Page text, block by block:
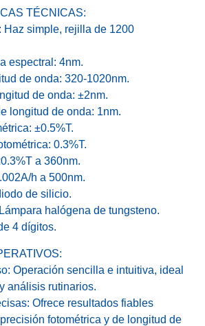
TÉCNICAS:
Haz simple, rejilla de 1200
espectral: 4nm.
de onda: 320-1020nm.
de onda: ±2nm.
longitud de onda: 1nm.
±0.5%T.
0.3%T.
a 360nm.
h a 500nm.
de silicio.
halógena de tungsteno.
4 dígitos.
Operación sencilla e intuitiva, ideal
análisis rutinarios.
Ofrece resultados fiables
fotométrica y de longitud de